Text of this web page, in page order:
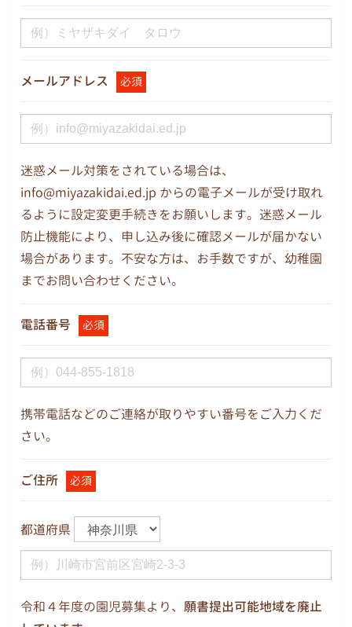
メールアドレス 必須
迷惑メール対策をされている場合は、
info@miyazakidai.ed.jp からの電子メールが受け取れ
るように設定変更手続きをお願いします。迷惑メール
防止機能により、申し込み後に確認メールが届かない
場合があります。不安な方は、お手数ですが、幼稚園
までお問い合わせください。
電話番号 必須
携帯電話などのご連絡が取りやすい番号をご入力くだ
さい。
ご住所 必須
都道府県
令和４年度の園児募集より、願書提出可能地域を廃止